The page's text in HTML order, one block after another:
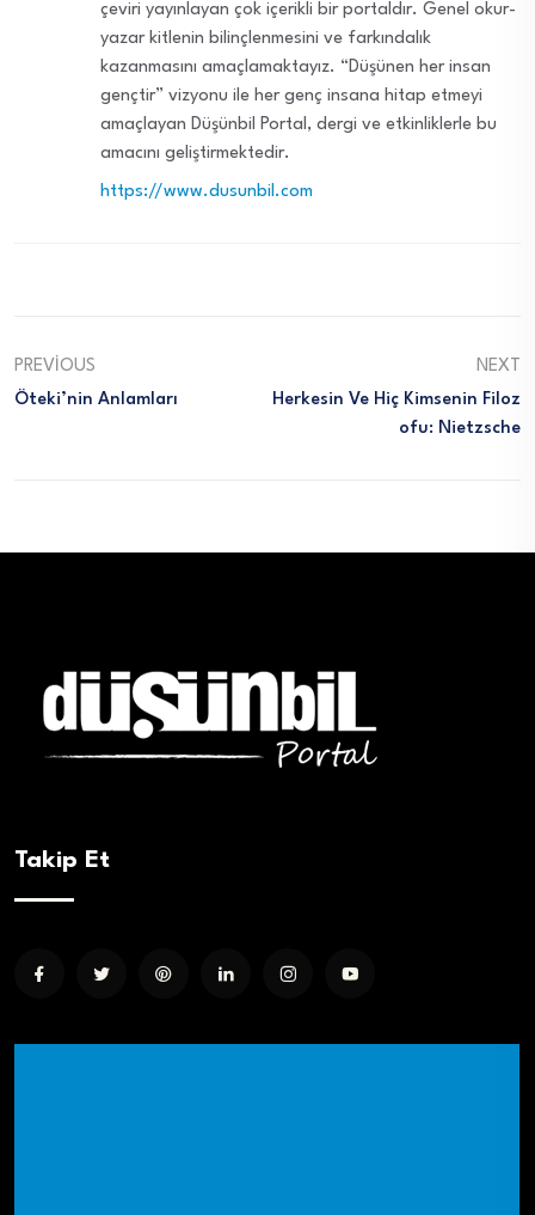
çeviri yayınlayan çok içerikli bir portaldır. Genel okur-
yazar kitlenin bilinçlenmesini ve farkındalık
kazanmasını amaçlamaktayız. “Düşünen her insan
gençtir” vizyonu ile her genç insana hitap etmeyi
amaçlayan Düşünbil Portal, dergi ve etkinliklerle bu
amacını geliştirmektedir.
https://www.dusunbil.com
PREVIOUS
Öteki’nin Anlamları
NEXT
Herkesin Ve Hiç Kimsenin Filoz
Ofu: Nietzsche
Takip Et